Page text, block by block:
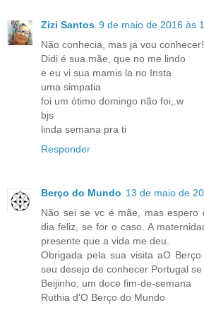
Zizi Santos 9 de maio de 2016 às
Não conhecia, mas ja vou conhecer!
Didi é sua mãe, que no me lindo
e eu vi sua mamis la no Insta
uma simpatia
foi um ótimo domingo não foi,.w
bjs
linda semana pra ti
Responder
Berço do Mundo 13 de maio de
Não sei se vc é mãe, mas espero
dia feliz, se for o caso. A
presente que a vida me deu.
Obrigada pela sua visita aO
seu desejo de conhecer Portugal se
Beijinho, um doce fim-de-semana
Ruthia d'O Berço do Mundo